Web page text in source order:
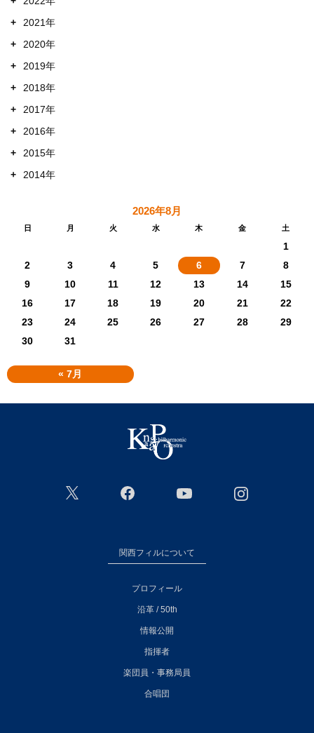
+
2021年
+
2020年
+
2019年
+
2018年
+
2017年
+
2016年
+
2015年
+
2014年
2026年8月
日 月 火 水 木 金 土
« 7月
1
2
3 4 5 6 7
8
9
10 11 12 13 14
15
16
17 18 19 20 21
22
23
24 25 26 27 28
29
30
31
関西フィルについて
プロフィール
沿革 / 50th
情報公開
指揮者
楽団員・事務局員
合唱団